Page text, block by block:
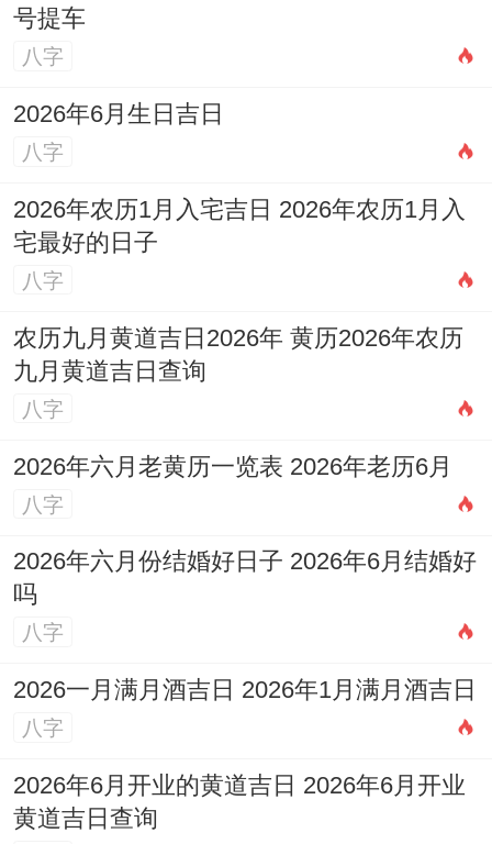
号提车
八字
2026年6月生日吉日
八字
2026年农历1月入宅吉日 2026年农历1月入
宅最好的日子
八字
农历九月黄道吉日2026年 黄历2026年农历
九月黄道吉日查询
八字
2026年六月老黄历一览表 2026年老历6月
八字
2026年六月份结婚好日子 2026年6月结婚好
吗
八字
2026一月满月酒吉日 2026年1月满月酒吉日
八字
2026年6月开业的黄道吉日 2026年6月开业
黄道吉日查询